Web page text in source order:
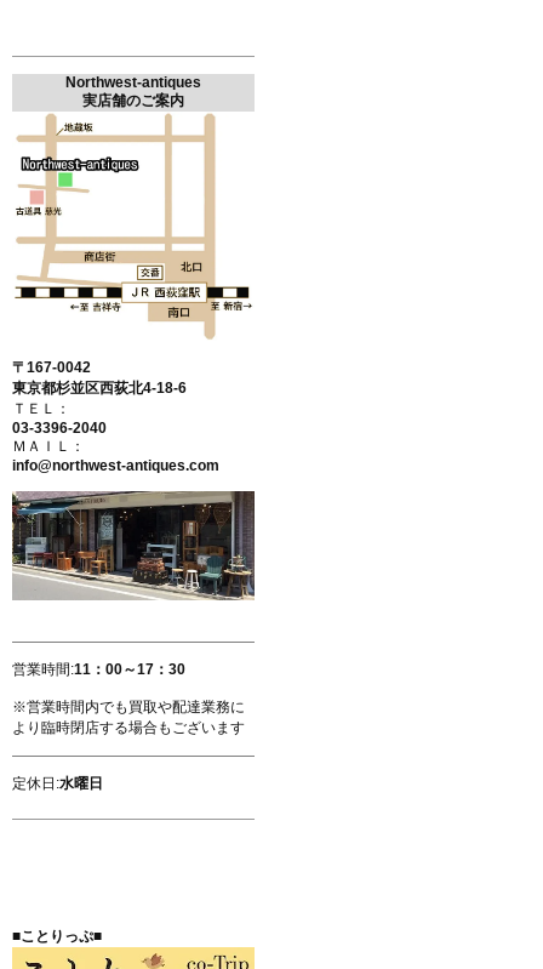
Northwest-antiques
実店舗のご案内
〒167-0042
東京都杉並区西荻北4-18-6
ＴＥＬ：
03-3396-2040
ＭＡＩＬ：
info@northwest-antiques.com
営業時間:11：00～17：30
※営業時間内でも買取や配達業務に
より臨時閉店する場合もございます
定休日:水曜日
■ことりっぷ■